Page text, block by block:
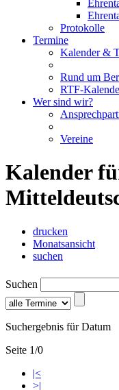
Protokolle
Termine
Kalender &
Rund um
RTF-
Wer sind wir?
Vereine
Kalender
drucken
Monatsansicht
suchen
Suchen
Suchergebnis für Datum
Seite 1/0
|<
>|